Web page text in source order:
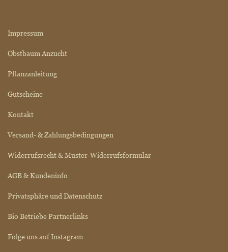
Impressum
Obstbaum Anzucht
Pflanzanleitung
Gutscheine
Kontakt
Versand- & Zahlungsbedingungen
Widerrufsrecht & Muster-Widerrufsformular
AGB & Kundeninfo
Privatsphäre und Datenschutz
Bio Betriebe Partnerlinks
Folge uns auf Instagram